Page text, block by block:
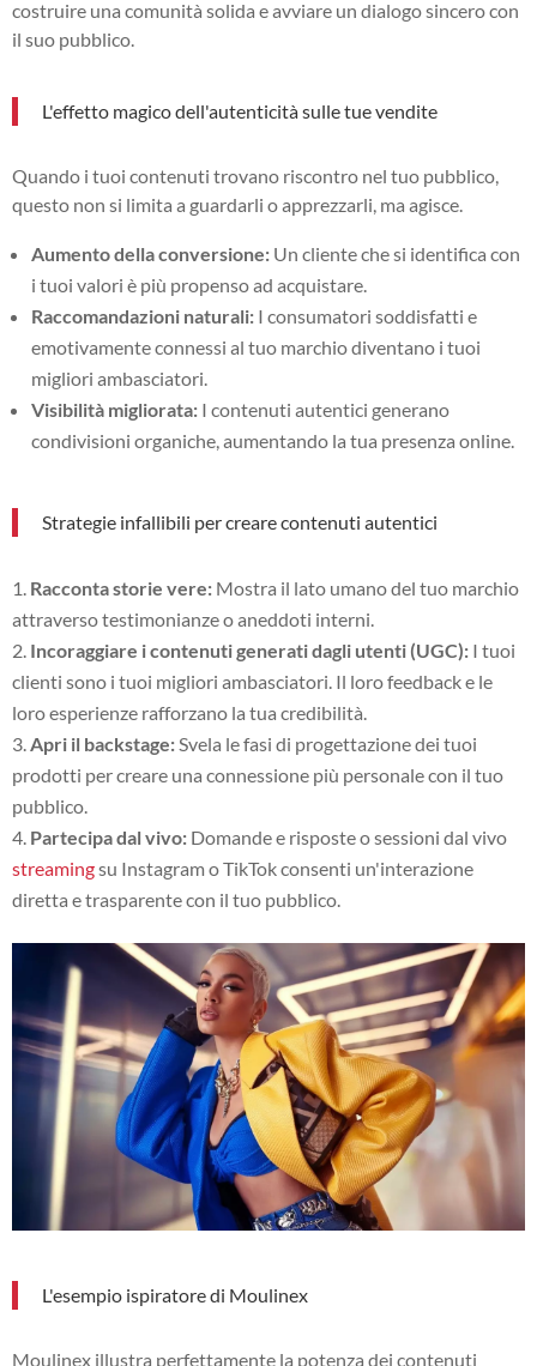
costruire una comunità solida e avviare un dialogo sincero con
il suo pubblico.
L'effetto magico dell'autenticità sulle tue vendite
Quando i tuoi contenuti trovano riscontro nel tuo pubblico,
questo non si limita a guardarli o apprezzarli, ma agisce.
Aumento della conversione: Un cliente che si identifica con
i tuoi valori è più propenso ad acquistare.
Raccomandazioni naturali: I consumatori soddisfatti e
emotivamente connessi al tuo marchio diventano i tuoi
migliori ambasciatori.
Visibilità migliorata: I contenuti autentici generano
condivisioni organiche, aumentando la tua presenza online.
Strategie infallibili per creare contenuti autentici
Racconta storie vere: Mostra il lato umano del tuo marchio
attraverso testimonianze o aneddoti interni.
Incoraggiare i contenuti generati dagli utenti (UGC): I tuoi
clienti sono i tuoi migliori ambasciatori. Il loro feedback e le
loro esperienze rafforzano la tua credibilità.
Apri il backstage: Svela le fasi di progettazione dei tuoi
prodotti per creare una connessione più personale con il tuo
pubblico.
Partecipa dal vivo: Domande e risposte o sessioni dal vivo
streamingsu Instagram o TikTok consenti un'interazione
diretta e trasparente con il tuo pubblico.
L'esempio ispiratore di Moulinex
Moulinex illustra perfettamente la potenza dei contenuti